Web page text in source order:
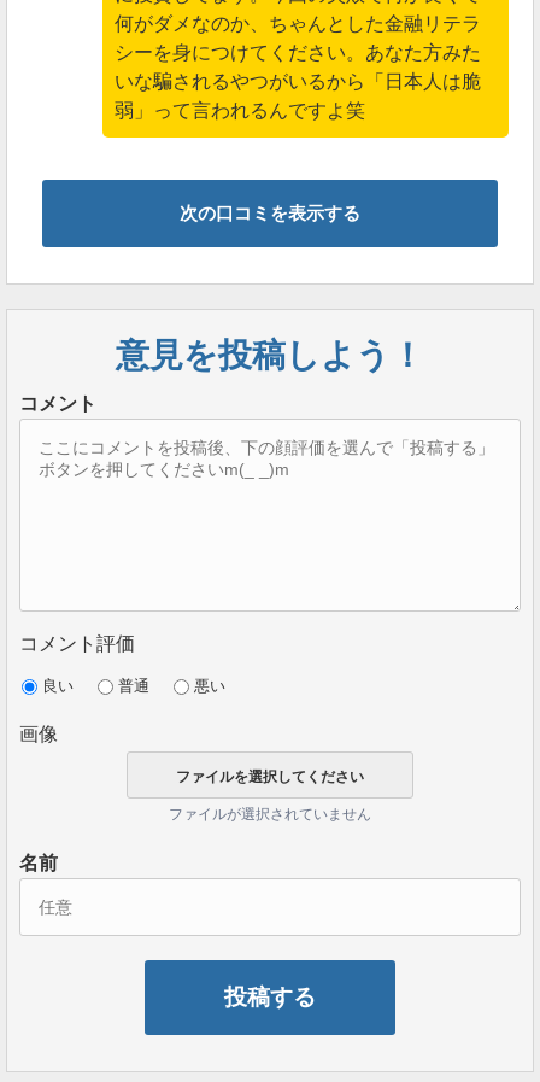
2日後には、消えたお金がTessline(テスライン)の画面上
に反映されていたようです。
もともとTessline(テスライン)のようなハイプは
が稼いだら飛ぶ前提の投資案件
お問い合わせをしても返答がないのは当然と言えるで
イタリアのメディアでTESSLINEは「詐欺」だと紹
介
何がダメなのか、ちゃんとした金融リテラ
シーを身につけてください。あなた方みた
いな騙されるやつがいるから「日本人は脆
弱」って言われるんですよ笑
次の口コミを表示する
意見を投稿しよう！
コメント
コメント評価
良い 普通 悪い
画像
ファイルが選択されていません
名前